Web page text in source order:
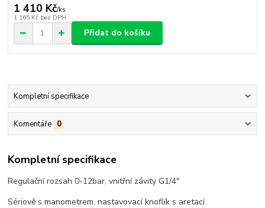
1 410 Kč/ks
1 165 Kč bez DPH
Přidat do košíku
Kompletní specifikace
Komentáře 0
Kompletní specifikace
Regulační rozsah 0-12bar, vnitřní závity G1/4"
Sériově s manometrem, nastavovací knoflík s aretací